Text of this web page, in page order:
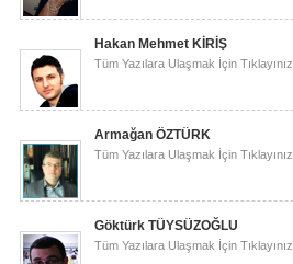
Hakan Mehmet KİRİŞ
Tüm Yazılara Ulaşmak İçin Tıklayınız.
Armağan ÖZTÜRK
Tüm Yazılara Ulaşmak İçin Tıklayınız.
Göktürk TÜYSÜZOĞLU
Tüm Yazılara Ulaşmak İçin Tıklayınız.